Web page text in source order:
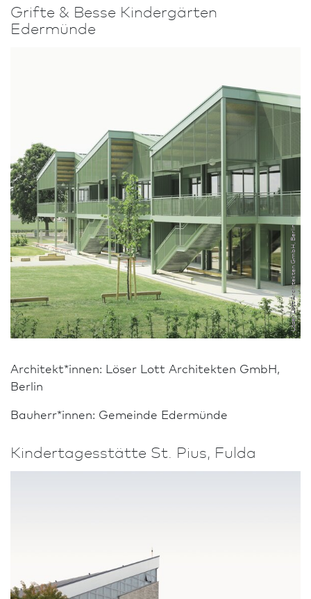
Grifte & Besse Kinder­gärten
Edermünde
Löser Lott Architekten GmbH, Berlin
Architekt*innen: Löser Lott Architekten GmbH,
Berlin
Bauherr*innen: Gemeinde Edermünde
Kinder­tages­stätte St. Pius, Fulda